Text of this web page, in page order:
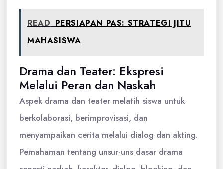
READ PERSIAPAN PAS: STRATEGI JITU
MAHASISWA
Drama dan Teater: Ekspresi
Melalui Peran dan Naskah
Aspek drama dan teater melatih siswa untuk
berkolaborasi, berimprovisasi, dan
menyampaikan cerita melalui dialog dan akting.
Pemahaman tentang unsur-uns dasar drama